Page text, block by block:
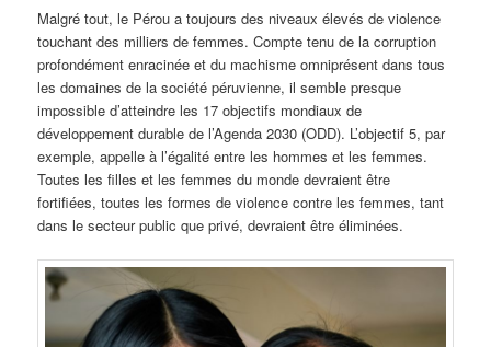
Malgré tout, le Pérou a toujours des niveaux élevés de violence
touchant des milliers de femmes. Compte tenu de la corruption
profondément enracinée et du machisme omniprésent dans tous
les domaines de la société péruvienne, il semble presque
impossible d’atteindre les 17 objectifs mondiaux de
développement durable de l’Agenda 2030 (ODD). L’objectif 5, par
exemple, appelle à l’égalité entre les hommes et les femmes.
Toutes les filles et les femmes du monde devraient être
fortifiées, toutes les formes de violence contre les femmes, tant
dans le secteur public que privé, devraient être éliminées.